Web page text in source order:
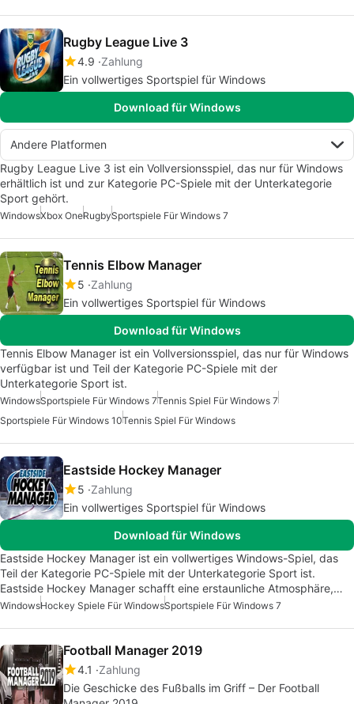
Rugby League Live 3
4.9 Zahlung
Ein vollwertiges Sportspiel für Windows
Download für Windows
Andere Platformen
Rugby League Live 3 ist ein Vollversionsspiel, das nur für Windows
erhältlich ist und zur Kategorie PC-Spiele mit der Unterkategorie
Sport gehört.
WindowsXbox OneRugbySportspiele Für Windows 7
Tennis Elbow Manager
5 Zahlung
Ein vollwertiges Sportspiel für Windows
Download für Windows
Tennis Elbow Manager ist ein Vollversionsspiel, das nur für Windows
verfügbar ist und Teil der Kategorie PC-Spiele mit der
Unterkategorie Sport ist.
WindowsSportspiele Für Windows 7Tennis Spiel Für Windows 7
Sportspiele Für Windows 10Tennis Spiel Für Windows
Eastside Hockey Manager
5 Zahlung
Ein vollwertiges Sportspiel für Windows
Download für Windows
Eastside Hockey Manager ist ein vollwertiges Windows-Spiel, das
Teil der Kategorie PC-Spiele mit der Unterkategorie Sport ist.
Eastside Hockey Manager schafft eine erstaunliche Atmosphäre,…
WindowsHockey Spiele Für WindowsSportspiele Für Windows 7
Football Manager 2019
4.1
Zahlung
Die Geschicke des Fußballs im Griff – Der Football